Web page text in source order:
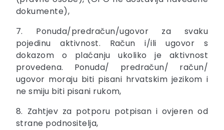
dokumente),
7. Ponuda/predračun/ugovor za svaku
pojedinu aktivnost. Račun i/ili ugovor s
dokazom o plaćanju ukoliko je aktivnost
provedena. Ponuda/ predračun/ račun/
ugovor moraju biti pisani hrvatskim jezikom i
ne smiju biti pisani rukom,
8. Zahtjev za potporu potpisan i ovjeren od
strane podnositelja,